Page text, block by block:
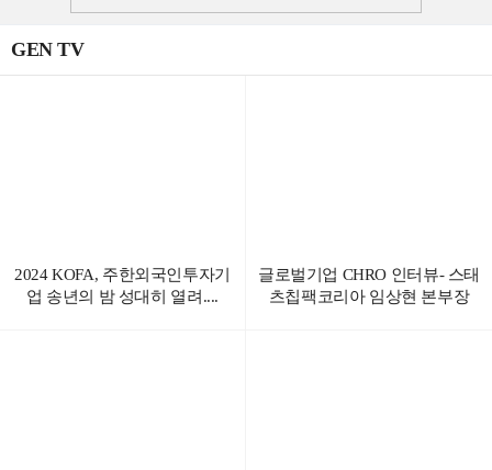
GEN TV
2024 KOFA, 주한외국인투자기
업 송년의 밤 성대히 열려....
글로벌기업 CHRO 인터뷰- 스태
츠칩팩코리아 임상현 본부장